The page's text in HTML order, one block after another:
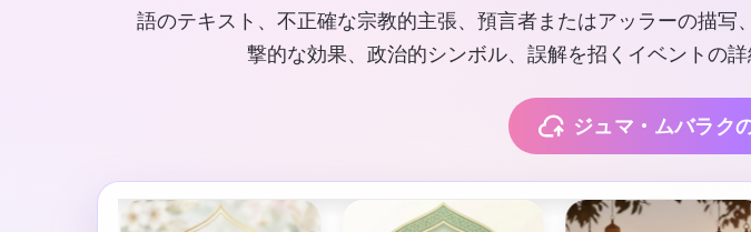
語のテキスト、不正確な宗教的主張、預言者またはアッラーの描
撃的な効果、政治的シンボル、誤解を招くイベントの
ジュマ・ムバラク